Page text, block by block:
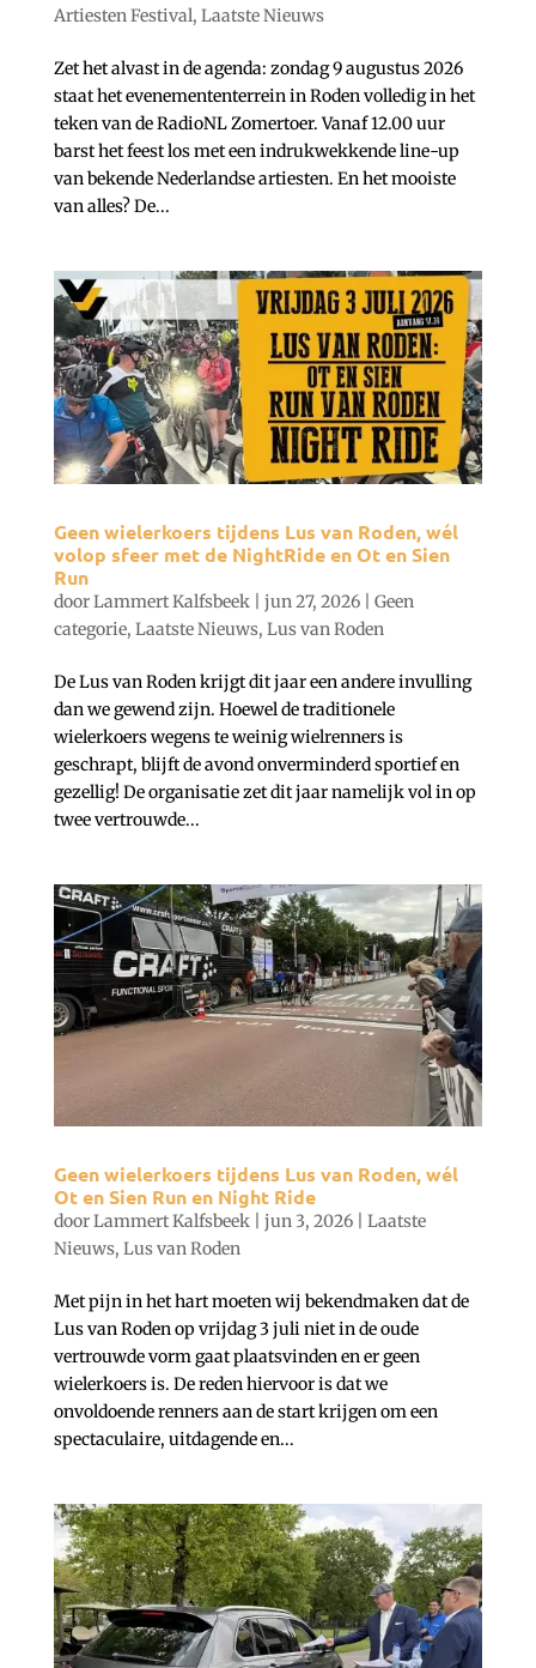
Artiesten Festival, Laatste Nieuws
Zet het alvast in de agenda: zondag 9 augustus 2026
staat het evenemententerrein in Roden volledig in het
teken van de RadioNL Zomertoer. Vanaf 12.00 uur
barst het feest los met een indrukwekkende line-up
van bekende Nederlandse artiesten. En het mooiste
van alles? De...
Geen wielerkoers tijdens Lus van Roden, wél
volop sfeer met de NightRide en Ot en Sien
Run
doorLammert Kalfsbeek| jun 27, 2026| Geen
categorie, Laatste Nieuws, Lus van Roden
De Lus van Roden krijgt dit jaar een andere invulling
dan we gewend zijn. Hoewel de traditionele
wielerkoers wegens te weinig wielrenners is
geschrapt, blijft de avond onverminderd sportief en
gezellig! De organisatie zet dit jaar namelijk vol in op
twee vertrouwde...
Geen wielerkoers tijdens Lus van Roden, wél
Ot en Sien Run en Night Ride
doorLammert Kalfsbeek| jun 3, 2026| Laatste
Nieuws, Lus van Roden
Met pijn in het hart moeten wij bekendmaken dat de
Lus van Roden op vrijdag 3 juli niet in de oude
vertrouwde vorm gaat plaatsvinden en er geen
wielerkoers is. De reden hiervoor is dat we
onvoldoende renners aan de start krijgen om een
spectaculaire, uitdagende en...